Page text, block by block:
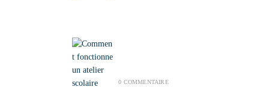
0 COMMENTAIRE